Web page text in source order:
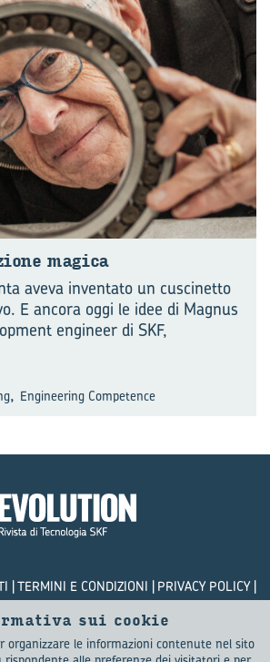
ma­gi­ca
aveva inventato un cuscinetto
E ancora oggi le idee di Magnus
engineer di SKF,
, Engineering Competence
TERMINI E CONDIZIONI
PRIVACY POLICY
Evolution 2026
sui cookie
organizzare le informazioni contenute nel sito